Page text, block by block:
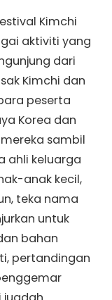
Kimchi
aktiviti yang
dari
Kimchi dan
peserta
Korea dan
sambil
ahli keluarga
anak kecil,
teka nama
untuk
bahan
pertandingan